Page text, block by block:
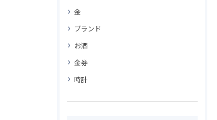
金
ブランド
お酒
金券
時計